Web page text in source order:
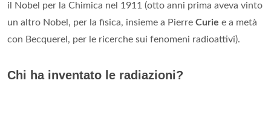
il Nobel per la Chimica nel 1911 (otto anni prima aveva vinto
un altro Nobel, per la fisica, insieme a Pierre Curie e a metà
con Becquerel, per le ricerche sui fenomeni radioattivi).
Chi ha inventato le radiazioni?